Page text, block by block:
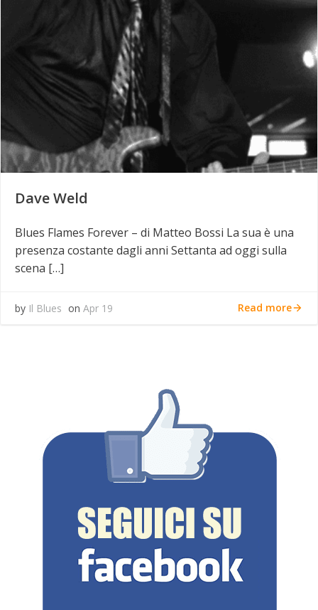
Dave Weld
Blues Flames Forever – di Matteo Bossi La sua è una
presenza costante dagli anni Settanta ad oggi sulla
scena […]
by Il Blues on Apr 19 Read more